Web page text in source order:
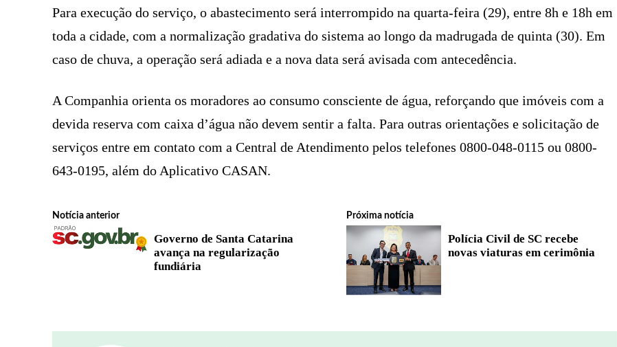
Para execução do serviço, o abastecimento será interrompido na quarta-feira (29), entre 8h e 18h em
toda a cidade, com a normalização gradativa do sistema ao longo da madrugada de quinta (30). Em
caso de chuva, a operação será adiada e a nova data será avisada com antecedência.
A Companhia orienta os moradores ao consumo consciente de água, reforçando que imóveis com a
devida reserva com caixa d’água não devem sentir a falta. Para outras orientações e solicitação de
serviços entre em contato com a Central de Atendimento pelos telefones 0800-048-0115 ou 0800-
643-0195, além do Aplicativo CASAN.
Notícia anterior
Governo de Santa Catarina
avança na regularização
fundiária
Próxima notícia
Polícia Civil de SC recebe
novas viaturas em cerimônia